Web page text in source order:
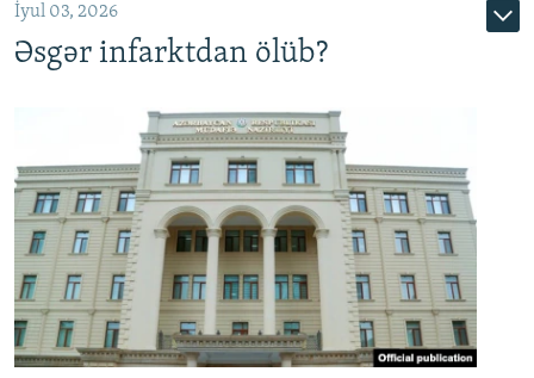
İyul 03, 2026
Əsgər infarktdan ölüb?